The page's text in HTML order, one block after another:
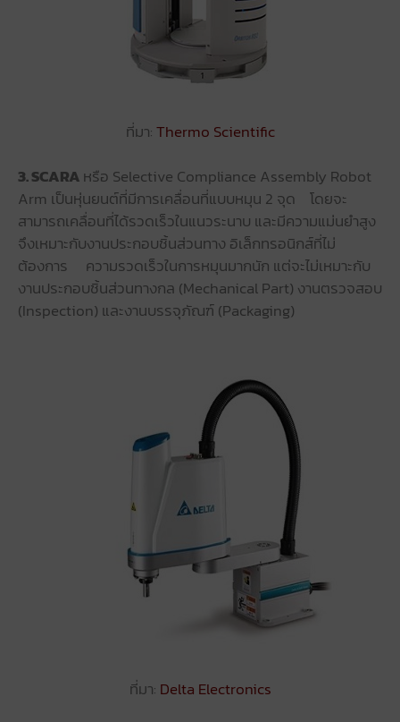
ที่มา:Thermo Scientific
3. SCARAหรือ Selective Compliance Assembly Robot
Arm เป็นหุ่นยนต์ที่มีการเคลื่อนที่แบบหมุน 2 จุด โดยจะ
สามารถเคลื่อนที่ได้รวดเร็วในแนวระนาบ และมีความแม่นยำสูง
จึงเหมาะกับงานประกอบชิ้นส่วนทาง อิเล็กทรอนิกส์ที่ไม่
ต้องการ ความรวดเร็วในการหมุนมากนัก แต่จะไม่เหมาะกับ
งานประกอบชิ้นส่วนทางกล (Mechanical Part) งานตรวจสอบ
(Inspection) และงานบรรจุภัณฑ์ (Packaging)
ที่มา: Delta Electronics